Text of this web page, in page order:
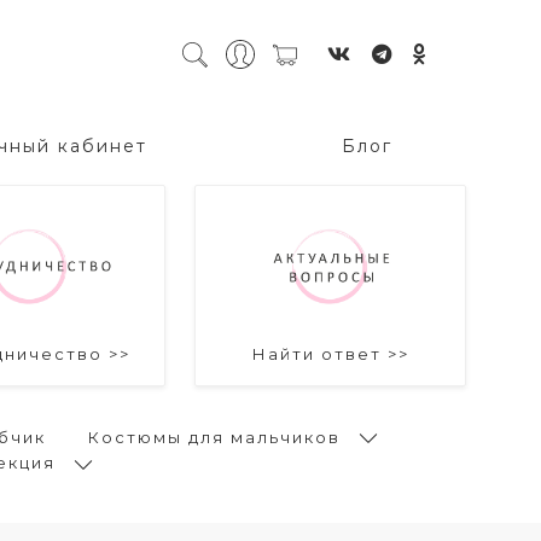
кабинет Блог
>> Найти ответ >>
Костюмы для мальчиков